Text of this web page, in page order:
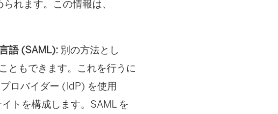
れます。この情報は、
語 (SAML): 別の方法とし
ともできます。これを行うに
ロバイダー (IdP) を使用
トを構成します。SAML を